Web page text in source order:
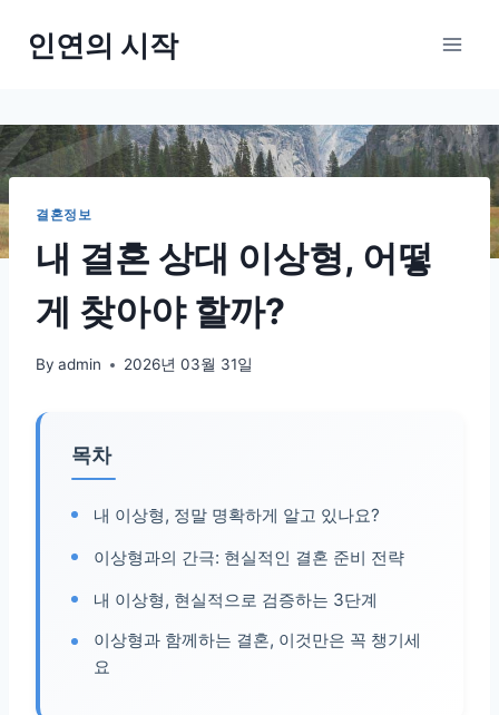
인연의 시작
결혼정보
내 결혼 상대 이상형, 어떻
게 찾아야 할까?
By admin 2026년 03월 31일
목차
내 이상형, 정말 명확하게 알고 있나요?
이상형과의 간극: 현실적인 결혼 준비 전략
내 이상형, 현실적으로 검증하는 3단계
이상형과 함께하는 결혼, 이것만은 꼭 챙기세
요